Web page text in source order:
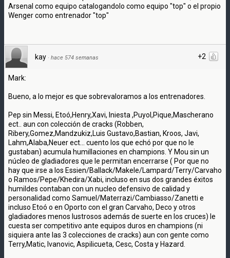
Arsenal como equipo catalogandolo como equipo "top" o el propio
Wenger como entrenador "top"
+2
kay · hace 574 semanas
Mark:
Bueno, a lo mejor es que sobrevaloramos a los entrenadores.
Pep sin Messi, Etoó,Henry,Xavi, Iniesta ,Puyol,Pique,Mascherano
ect.. aun con colección de cracks (Robben,
Ribery,Gomez,Mandzukiz,Luis Gustavo,Bastian, Kroos, Javi,
Lahm,Alaba,Neuer ect... cuento los que echó por que no le
gustaban) acumula humillaciones en champions. Y Mou sin un
núcleo de gladiadores que le permitan encerrarse ( Por que no
hay que irse a los Essien/Ballack/Makele/Lampard/Terry/Carvaho
o Ramos/Pepe/Khedira/Xabi, incluso en sus dos grandes éxitos
humildes contaban con un nucleo defensivo de calidad y
personalidad como Samuel/Materrazi/Cambiasso/Zanetti e
incluso Etoó o en Oporto con el gran Carvaho, Deco y otros
gladiadores menos lustrosos además de suerte en los cruces) le
cuesta ser competitivo ante equipos duros en champions (ni
siquiera ante las 3 colecciones de cracks) aun con gente como
Terry,Matic, Ivanovic, Aspilicueta, Cesc, Costa y Hazard.